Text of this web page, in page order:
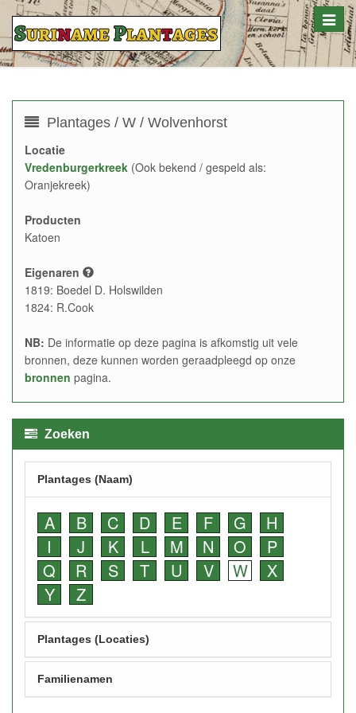
Toggle
Plantages / W / Wolvenhorst
Locatie
Vredenburgerkreek (Ook bekend / gespeld als:
Oranjekreek)
Producten
Katoen
Eigenaren
1819: Boedel D. Holswilden
1824: R.Cook
NB: De informatie op deze pagina is afkomstig uit vele
bronnen, deze kunnen worden geraadpleegd op onze
bronnen pagina.
Zoeken
Plantages (Naam)
A B C D E F G
H
I
J K L M N O
P
Q
R S T U V W
X
Y
Z
Plantages (Locaties)
Familienamen